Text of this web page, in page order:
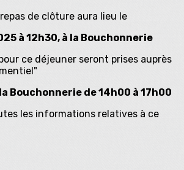
de clôture aura lieu le
à 12h30, à la Bouchonnerie
ce déjeuner seront prises auprès
Bouchonnerie de 14h00 à 17h00
les informations relatives à ce